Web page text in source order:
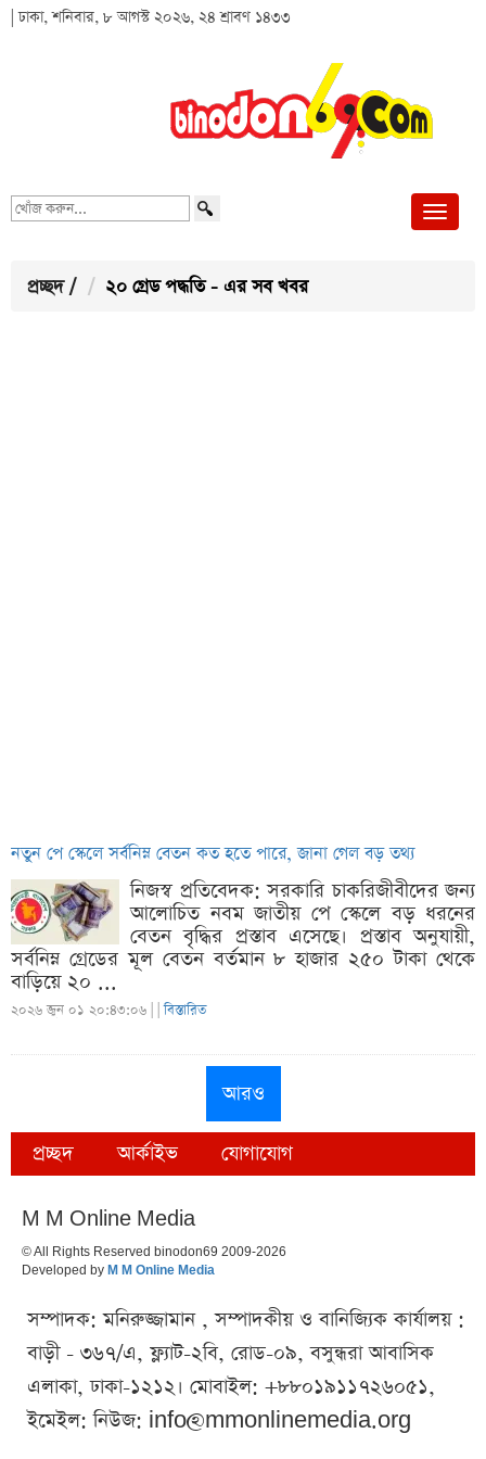
| ঢাকা, শনিবার, ৮ আগস্ট ২০২৬, ২৪ শ্রাবণ ১৪৩৩
খোঁজ
প্রচ্ছদ / ২০ গ্রেড পদ্ধতি - এর সব খবর
নতুন পে স্কেলে সর্বনিম্ন বেতন কত হতে পারে, জানা গেল বড় তথ্য
নিজস্ব প্রতিবেদক: সরকারি চাকরিজীবীদের জন্য
আলোচিত নবম জাতীয় পে স্কেলে বড় ধরনের
বেতন বৃদ্ধির প্রস্তাব এসেছে। প্রস্তাব অনুযায়ী,
সর্বনিম্ন গ্রেডের মূল বেতন বর্তমান ৮ হাজার ২৫০ টাকা থেকে
বাড়িয়ে ২০ ...
২০২৬ জুন ০১ ২০:৪৩:০৬ | |বিস্তারিত
আরও
প্রচ্ছদ আর্কাইভ যোগাযোগ
M M Online Media
© All Rights Reserved binodon69 2009-2026
Developed by M M Online Media
সম্পাদক: মনিরুজ্জামান , সম্পাদকীয় ও বানিজ্যিক কার্যালয় :
বাড়ী - ৩৬৭/এ, ফ্ল্যাট-২বি, রোড-০৯, বসুন্ধরা আবাসিক
এলাকা, ঢাকা-১২১২। মোবাইল: +৮৮০১৯১১৭২৬০৫১,
ইমেইল: নিউজ: info@mmonlinemedia.org